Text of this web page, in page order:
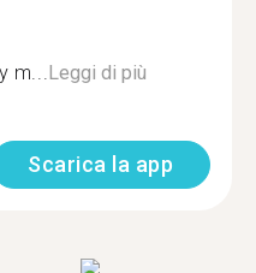
m...Leggi di più
Scarica la app